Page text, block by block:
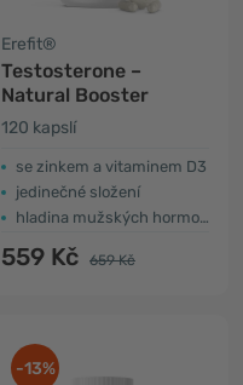
Erefit®
Testosterone –
Natural Booster
120 kapslí
se zinkem a vitaminem D3
jedinečné složení
hladina mužských hormonů
559 Kč 659 Kč
-13%